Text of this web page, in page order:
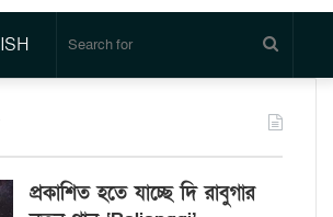
for
প্রকাশিত হতে যাচ্ছে দি রাবুগার